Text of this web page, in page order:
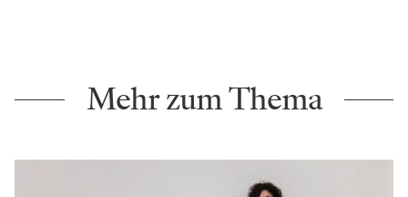
Mehr zum Thema